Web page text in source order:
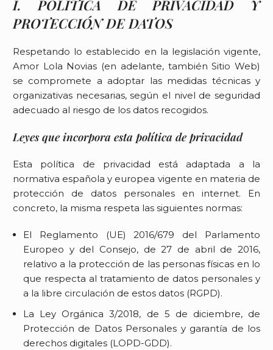
I. POLÍTICA DE PRIVACIDAD Y
PROTECCIÓN DE DATOS
Respetando lo establecido en la legislación vigente,
Amor Lola Novias (en adelante, también Sitio Web)
se compromete a adoptar las medidas técnicas y
organizativas necesarias, según el nivel de seguridad
adecuado al riesgo de los datos recogidos.
Leyes que incorpora esta política de privacidad
Esta política de privacidad está adaptada a la
normativa española y europea vigente en materia de
protección de datos personales en internet. En
concreto, la misma respeta las siguientes normas:
El Reglamento (UE) 2016/679 del Parlamento
Europeo y del Consejo, de 27 de abril de 2016,
relativo a la protección de las personas físicas en lo
que respecta al tratamiento de datos personales y
a la libre circulación de estos datos (RGPD).
La Ley Orgánica 3/2018, de 5 de diciembre, de
Protección de Datos Personales y garantía de los
derechos digitales (LOPD-GDD).